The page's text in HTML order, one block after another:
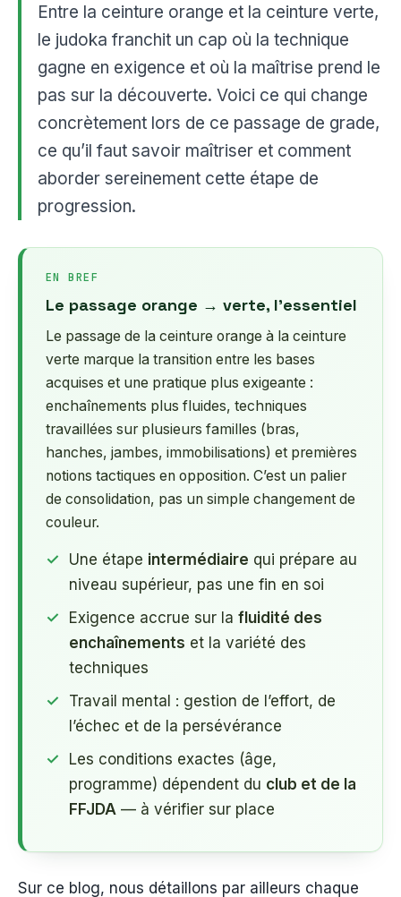
Entre la ceinture orange et la ceinture verte,
le judoka franchit un cap où la technique
gagne en exigence et où la maîtrise prend le
pas sur la découverte. Voici ce qui change
concrètement lors de ce passage de grade,
ce qu’il faut savoir maîtriser et comment
aborder sereinement cette étape de
progression.
EN BREF
Le passage orange → verte, l’essentiel
Le passage de la ceinture orange à la ceinture
verte marque la transition entre les bases
acquises et une pratique plus exigeante :
enchaînements plus fluides, techniques
travaillées sur plusieurs familles (bras,
hanches, jambes, immobilisations) et premières
notions tactiques en opposition. C’est un palier
de consolidation, pas un simple changement de
couleur.
Une étape intermédiaire qui prépare au
niveau supérieur, pas une fin en soi
Exigence accrue sur la fluidité des
enchaînements et la variété des
techniques
Travail mental : gestion de l’effort, de
l’échec et de la persévérance
Les conditions exactes (âge,
programme) dépendent du club et de la
FFJDA — à vérifier sur place
Sur ce blog, nous détaillons par ailleurs chaque